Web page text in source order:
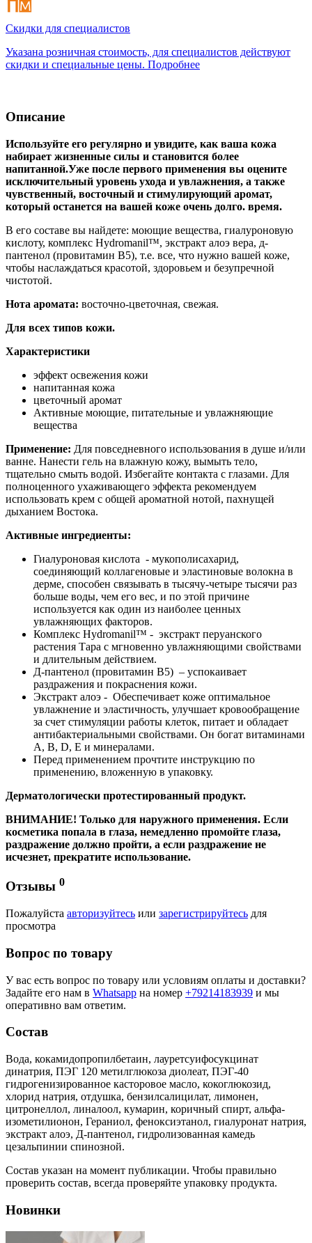
Скидки для специалистов
Указана розничная стоимость, для специалистов действуют
скидки и специальные цены. Подробнее
Описание
Используйте его регулярно и увидите, как ваша кожа
набирает жизненные силы и становится более
напитанной.Уже после первого применения вы оцените
исключительный уровень ухода и увлажнения, а также
чувственный, восточный и стимулирующий аромат,
который останется на вашей коже очень долго. время.
В его составе вы найдете: моющие вещества, гиалуроновую
кислоту, комплекс Hydromanil™, экстракт алоэ вера, д-
пантенол (провитамин В5), т.е. все, что нужно вашей коже,
чтобы наслаждаться красотой, здоровьем и безупречной
чистотой.
Нота аромата: восточно-цветочная, свежая.
Для всех типов кожи.
Характеристики
эффект освежения кожи
напитанная кожа
цветочный аромат
Активные моющие, питательные и увлажняющие
вещества
Применение: Для повседневного использования в душе и/или
ванне. Нанести гель на влажную кожу, вымыть тело,
тщательно смыть водой. Избегайте контакта с глазами. Для
полноценного ухаживающего эффекта рекомендуем
использовать крем с общей ароматной нотой, пахнущей
дыханием Востока.
Активные ингредиенты:
Гиалуроновая кислота - мукополисахарид,
соединяющий коллагеновые и эластиновые волокна в
дерме, способен связывать в тысячу-четыре тысячи раз
больше воды, чем его вес, и по этой причине
используется как один из наиболее ценных
увлажняющих факторов.
Комплекс Hydromanil™ - экстракт перуанского
растения Тара с мгновенно увлажняющими свойствами
и длительным действием.
Д-пантенол (провитамин В5) – успокаивает
раздражения и покраснения кожи.
Экстракт алоэ - Обеспечивает коже оптимальное
увлажнение и эластичность, улучшает кровообращение
за счет стимуляции работы клеток, питает и обладает
антибактериальными свойствами. Он богат витаминами
А, В, D, Е и минералами.
Перед применением прочтите инструкцию по
применению, вложенную в упаковку.
Дерматологически протестированный продукт.
ВНИМАНИЕ! Только для наружного применения. Если
косметика попала в глаза, немедленно промойте глаза,
раздражение должно пройти, а если раздражение не
исчезнет, ​​прекратите использование.
Отзывы 0
Пожалуйста авторизуйтесь или зарегистрируйтесь для
просмотра
Вопрос по товару
У вас есть вопрос по товару или условиям оплаты и доставки?
Задайте его нам в Whatsapp на номер +79214183939 и мы
оперативно вам ответим.
Состав
Вода, кокамидопропилбетаин, лауретсуифосукцинат
динатрия, ПЭГ 120 метилглюкоза диолеат, ПЭГ-40
гидрогенизированное касторовое масло, кокоглюкозид,
хлорид натрия, отдушка, бензилсалицилат, лимонен,
цитронеллол, линалоол, кумарин, коричный спирт, альфа-
изометилионон, Гераниол, феноксиэтанол, гиалуронат натрия,
экстракт алоэ, Д-пантенол, гидролизованная камедь
цезальпинии спинозной.
Состав указан на момент публикации. Чтобы правильно
проверить состав, всегда проверяйте упаковку продукта.
Новинки